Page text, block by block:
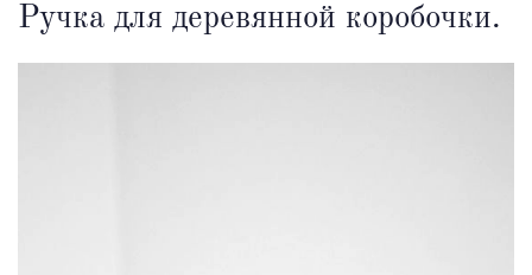
Ручка для деревянной коробочки.